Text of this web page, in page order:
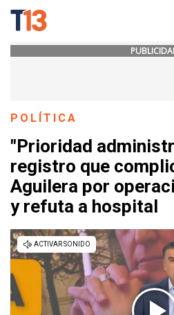
POLÍTICA
"Prioridad
registro que
Aguilera por
y refuta a hospital